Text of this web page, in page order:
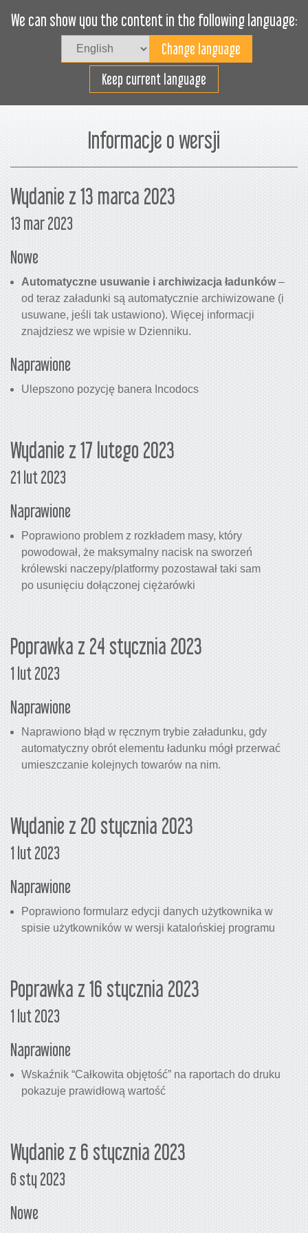
We can show you the content in the following language:
Keep current language
Załaduj sprawnie
Informacje o wersji
Wydanie z 13 marca 2023
13 mar 2023
Nowe
Automatyczne usuwanie i archiwizacja ładunków–
od teraz załadunki są automatycznie archiwizowane (i
usuwane, jeśli tak ustawiono). Więcej informacji
znajdziesz we wpisie w Dzienniku.
Naprawione
Ulepszono pozycję banera Incodocs
Wydanie z 17 lutego 2023
21 lut 2023
Naprawione
Poprawiono problem z rozkładem masy, który
powodował, że maksymalny nacisk na sworzeń
królewski naczepy/platformy pozostawał taki sam
po usunięciu dołączonej ciężarówki
Poprawka z 24 stycznia 2023
1 lut 2023
Naprawione
Naprawiono błąd w ręcznym trybie załadunku, gdy
automatyczny obrót elementu ładunku mógł przerwać
umieszczanie kolejnych towarów na nim.
Wydanie z 20 stycznia 2023
1 lut 2023
Naprawione
Poprawiono formularz edycji danych użytkownika w
spisie użytkowników w wersji katalońskiej programu
Poprawka z 16 stycznia 2023
1 lut 2023
Naprawione
Wskaźnik “Całkowita objętość” na raportach do druku
pokazuje prawidłową wartość
Wydanie z 6 stycznia 2023
6 sty 2023
Nowe